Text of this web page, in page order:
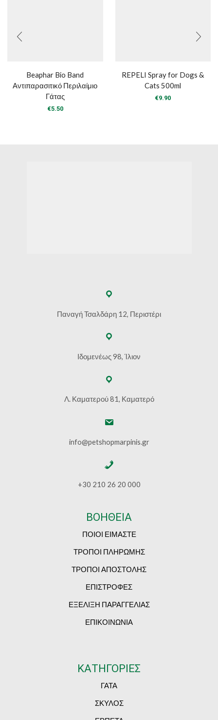
Beaphar Bio Band
Αντιπαρασιτικό Περιλαίμιο
Γάτας
€5.50
REPELI Spray for Dogs &
Cats 500ml
€9.90
Παναγή Τσαλδάρη 12, Περιστέρι
Ιδομενέως 98, Ίλιον
Λ. Καματερού 81, Καματερό
info@petshopmarpinis.gr
+30 210 26 20 000
ΒΟΗΘΕΙΑ
ΠΟΙΟΙ ΕΙΜΑΣΤΕ
ΤΡΟΠΟΙ ΠΛΗΡΩΜΗΣ
ΤΡΟΠΟΙ ΑΠΟΣΤΟΛΗΣ
ΕΠΙΣΤΡΟΦΕΣ
ΕΞΕΛΙΞΗ ΠΑΡΑΓΓΕΛΙΑΣ
ΕΠΙΚΟΙΝΩΝΙΑ
ΚΑΤΗΓΟΡΙΕΣ
ΓΑΤΑ
ΣΚΥΛΟΣ